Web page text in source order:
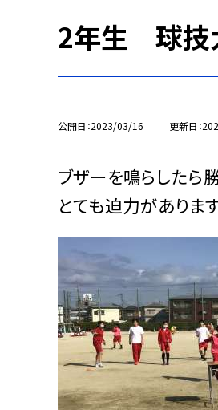
2年生 球技大
公開日 2023/03/16 更新日
ブザーを鳴らしたら勝
とても迫力があります